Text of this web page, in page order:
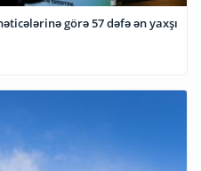
görə 57 dəfə ən yaxşı